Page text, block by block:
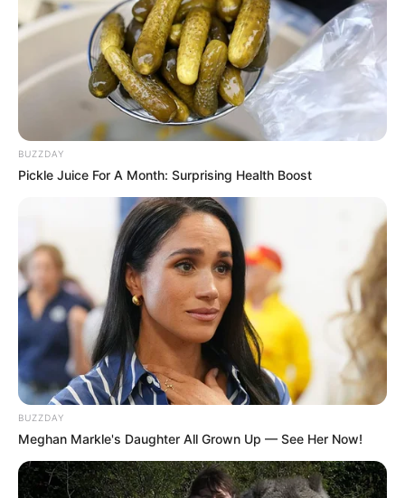
Freizeitattraktionen und Museen in der Region der
Nahe:
Edelsteinminen in Idar-Oberstein - In den
unterirdischen Edelsteinminen am Steinkaulenberg
können die Besucher bei einer Führung von
Scheinwerfern angestrahlte Achate, Bergkristalle,
Amethyste, Rauchquarze und weitere Glitzersteine
bewundern. Informationen unterwww.edelsteinmine
n-idar-oberstein.de.
Deutsches Edelsteinmuseum - Ebenfalls in Idar-
Oberstein befindet sich eine Dauerausstellung zu
fast allen Edelsteinarten mit mehr als 9.500
Exponaten. Informationen unter
www.edelsteinmuse
um.de.
Gräfin Loretta Weg - Mit der Eröffnung der Kaiseralle
am 01.05.2011 hat die Traumschleife zum Saar-
Hunsrück-Steig, der Premiumwanderweg Gräfin
Loretta ein neues Highlight! Die Bänke und 12
Säulen im römischen Stil sind absolut sehenswert.
Der ganze Weg ist wunderbar und liebevoll möbliert,
es gibt Möglichkeiten zum Grillen und
BUZZDAY
Pickle Juice For A Month: Surprising Health Boost
BUZZDAY
Meghan Markle's Daughter All Grown Up — See Her Now!